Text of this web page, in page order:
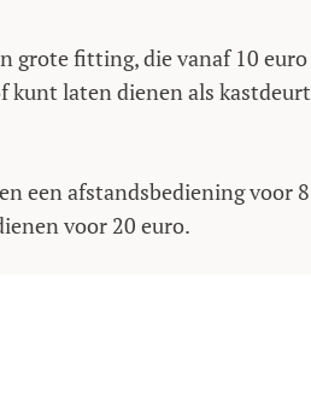
grote fitting, die vanaf 10
kunt laten dienen als
een afstandsbediening voor
voor 20 euro.